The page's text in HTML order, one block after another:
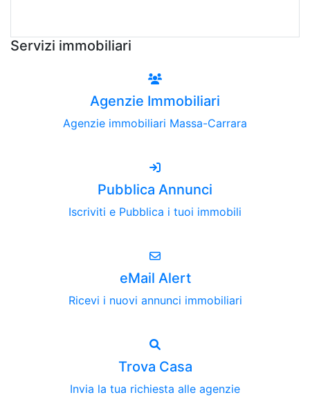
Servizi immobiliari
Agenzie Immobiliari
Agenzie immobiliari Massa-Carrara
Pubblica Annunci
Iscriviti e Pubblica i tuoi immobili
eMail Alert
Ricevi i nuovi annunci immobiliari
Trova Casa
Invia la tua richiesta alle agenzie